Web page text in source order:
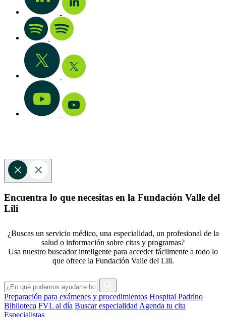
Encuentra lo que necesitas en la Fundación Valle del
Lili
¿Buscas un servicio médico, una especialidad, un profesional de la
salud o información sobre citas y programas?
Usa nuestro buscador inteligente para acceder fácilmente a todo lo
que ofrece la Fundación Valle del Lili.
Preparación para exámenes y procedimientos Hospital Padrino
Biblioteca FVL al día Buscar especialidad Agenda tu cita
Especialistas